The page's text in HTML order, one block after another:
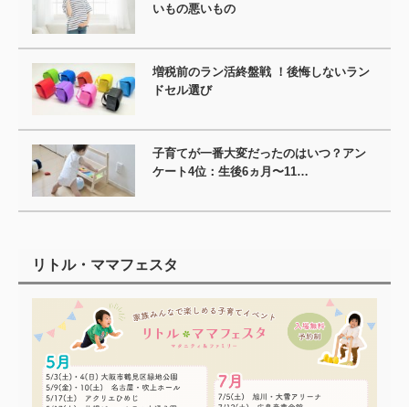
いもの悪いもの
増税前のラン活終盤戦 ！後悔しないラン
ドセル選び
子育てが一番大変だったのはいつ？アン
ケート4位：生後6ヵ月〜11…
リトル・ママフェスタ